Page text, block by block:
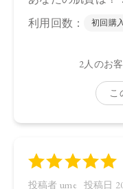
子油、カニナバラ果実
ホウケイ酸（Ca/Al）
【店舗発売日】